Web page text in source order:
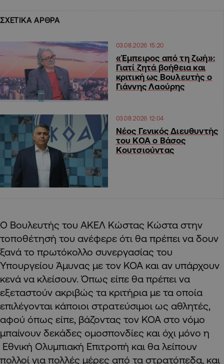
ΣΧΕΤΙΚΑ ΑΡΘΡΑ
03.08.2026 15:20
«Έμπειρος από τη ζωή»:
Γιατί ζητά βοήθεια και
κριτική ως Βουλευτής ο
Γιάννης Λαούρης
03.08.2026 12:04
Νέος Γενικός Διευθυντής
του ΚΟΑ ο Βάσος
Κουτσιούντας
Ο Βουλευτής του ΑΚΕΛ Κώστας Κώστα στην
τοποθέτησή του ανέφερε ότι θα πρέπει να δουν
ξανά το πρωτόκολλο συνεργασίας του
Υπουργείου Άμυνας με τον ΚΟΑ και αν υπάρχουν
κενά να κλείσουν. Όπως είπε θα πρέπει να
εξεταστούν ακριβώς τα κριτήρια με τα οποία
επιλέγονται κάποιοι στρατεύσιμοι ως αθλητές,
αφού όπως είπε, βάζοντας τον ΚΟΑ στο νόμο
μπαίνουν δεκάδες ομοσπονδίες και όχι μόνο η
Εθνική Ολυμπιακή Επιτροπή και θα λείπουν
πολλοί για πολλές μέρες από τα στρατόπεδα, και